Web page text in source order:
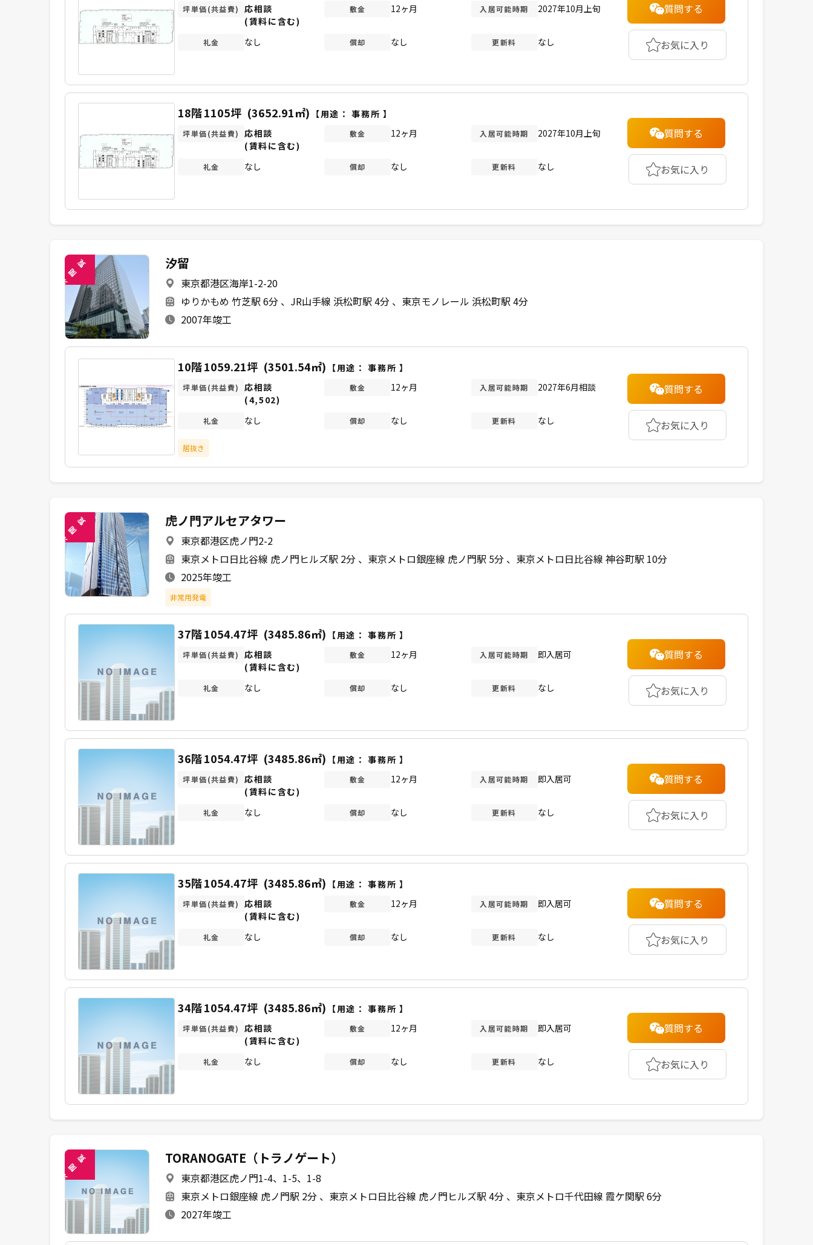
坪単価(共益費)
応相談
(賃料に含む)
敷金 12ヶ月 入居可能時期 2027年10月上旬
礼金 なし 償却 なし 更新料 なし
質問する
お気に入り
18階1105坪 (3652.91㎡) 【用途：事務所 】
坪単価(共益費)
応相談
(賃料に含む)
敷金 12ヶ月 入居可能時期 2027年10月上旬
礼金 なし 償却 なし 更新料 なし
質問する
お気に入り
未
閲
覧 汐留
東京都港区海岸1-2-20
ゆりかもめ 竹芝駅 6分
JR山手線 浜松町駅 4分
東京モノレール 浜松町駅 4分
2007年竣工
10階1059.21坪 (3501.54㎡) 【用途：事務所 】
坪単価(共益費)
応相談
(4,502)
敷金 12ヶ月 入居可能時期 2027年6月相談
礼金 なし 償却 なし 更新料 なし
居抜き
質問する
お気に入り
未
閲
覧 虎ノ門アルセアタワー
東京都港区虎ノ門2-2
東京メトロ日比谷線 虎ノ門ヒルズ駅 2分
東京メトロ銀座線 虎ノ門駅 5分
東京メトロ日比谷線 神谷町駅 10分
2025年竣工
非常用発電
37階1054.47坪 (3485.86㎡) 【用途：事務所 】
坪単価(共益費)
応相談
(賃料に含む)
敷金 12ヶ月 入居可能時期 即入居可
礼金 なし 償却 なし 更新料 なし
質問する
お気に入り
36階1054.47坪 (3485.86㎡) 【用途：事務所 】
坪単価(共益費)
応相談
(賃料に含む)
敷金 12ヶ月 入居可能時期 即入居可
礼金 なし 償却 なし 更新料 なし
質問する
お気に入り
35階1054.47坪 (3485.86㎡) 【用途：事務所 】
坪単価(共益費)
応相談
(賃料に含む)
敷金 12ヶ月 入居可能時期 即入居可
礼金 なし 償却 なし 更新料 なし
質問する
お気に入り
34階1054.47坪 (3485.86㎡) 【用途：事務所 】
坪単価(共益費)
応相談
(賃料に含む)
敷金 12ヶ月 入居可能時期 即入居可
礼金 なし 償却 なし 更新料 なし
質問する
お気に入り
未
閲
覧 TORANOGATE（トラノゲート）
東京都港区虎ノ門1-4、1-5、1-8
東京メトロ銀座線 虎ノ門駅 2分
東京メトロ日比谷線 虎ノ門ヒルズ駅 4分
東京メトロ千代田線 霞ケ関駅 6分
2027年竣工